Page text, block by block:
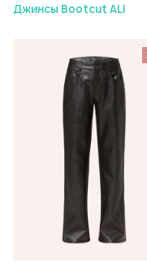
Джинсы Bootcut ALI